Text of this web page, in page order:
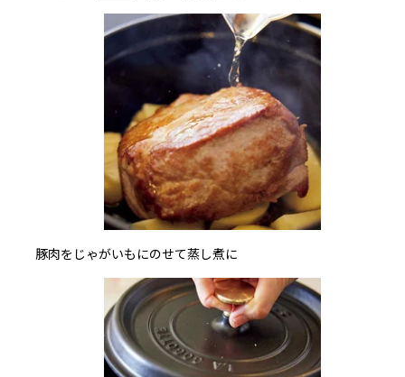
豚肉をじゃがいもにのせて蒸し煮に